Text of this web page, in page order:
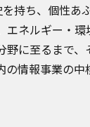
持ち、個性あ
ネルギー・
に至るまで、
情報事業の中